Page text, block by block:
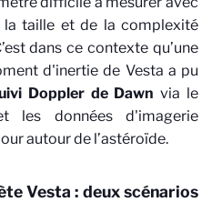
taille et de la complexité
dans ce contexte qu’une
d'inertie de Vesta a pu
Doppler de Dawn via le
les données d'imagerie
autour de l’astéroïde.
Vesta : deux scénarios